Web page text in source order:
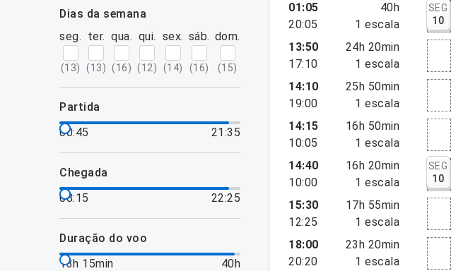
dias da semana
seg.
(13)
ter.
(13)
qua.
(16)
qui.
(12)
sex.
(14)
sáb.
(16)
dom.
(15)
partida
00:45
21:35
chegada
08:15
22:25
duração do voo
13h 15min
40h
01:05
20:05
40h
1 escala
SEG
10
13:50
17:10
24h 20min
1 escala
14:10
19:00
25h 50min
1 escala
14:15
10:05
16h 50min
1 escala
14:40
10:00
16h 20min
1 escala
SEG
10
15:30
12:25
17h 55min
1 escala
18:00
20:20
23h 20min
1 escala